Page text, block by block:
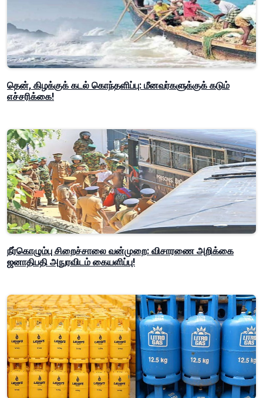
தென், கிழக்குக் கடல் கொந்தளிப்பு: மீனவர்களுக்குக் கடும்
எச்சரிக்கை!
நீர்கொழும்பு சிறைச்சாலை வன்முறை: விசாரணை அறிக்கை
ஜனாதிபதி அநுரவிடம் கையளிப்பு!